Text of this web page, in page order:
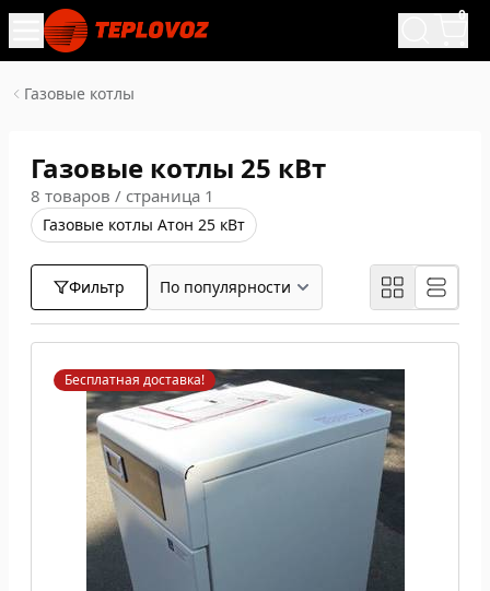
0
Газовые котлы
Газовые котлы 25 кВт
8 товаров / страница 1
Газовые котлы Атон 25 кВт
Фильтр
Бесплатная доставка!